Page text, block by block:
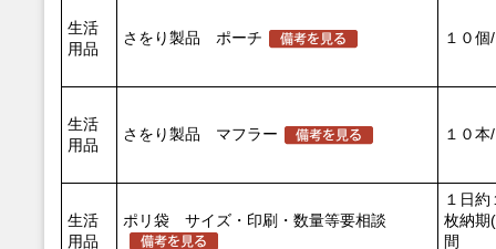
生活
用品
さをり製品 ポーチ １０個
生活
用品
さをり製品 マフラー １０本
生活
用品
ポリ袋 サイズ・印刷・数量等要相談
１日
枚納期
間 (